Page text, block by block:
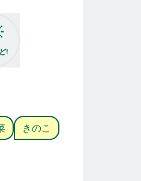
!
きのこ